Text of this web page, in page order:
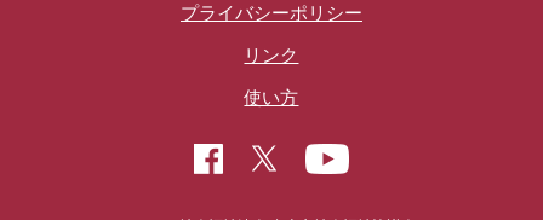
プライバシーポリシー
リンク
使い方